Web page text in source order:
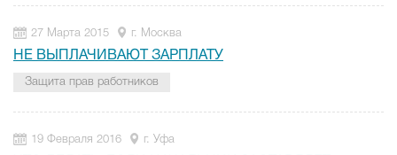
27 Марта 2015 г. Москва
НЕ ВЫПЛАЧИВАЮТ ЗАРПЛАТУ
Защита прав работников
19 Февраля 2016 г. Уфа